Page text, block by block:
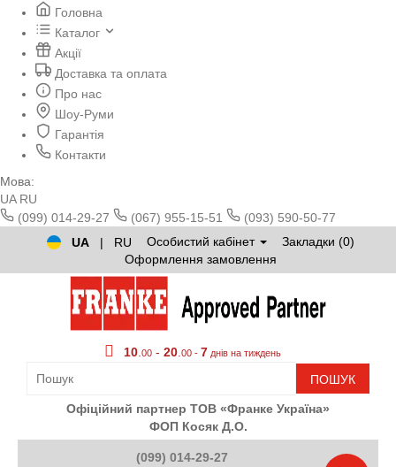
Головна
Каталог
Акції
Доставка та оплата
Про нас
Шоу-Руми
Гарантія
Контакти
Мова:
UA RU
(099) 014-29-27
(067) 955-15-51
(093) 590-50-77
UA
| RU Особистий кабінет
Закладки (0)
Оформлення замовлення
10 00 - 20 00 - 7 днів на тиждень
ПОШУК
Офіційний партнер ТОВ «Франке Україна»
ФОП Косяк Д.О.
(099) 014-29-27